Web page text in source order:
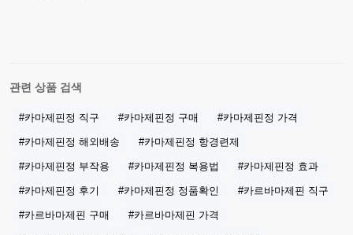
관련 상품 검색
#카마제핀정 직구 #카마제핀정 구매 #카마제핀정 가격
#카마제핀정 해외배송 #카마제핀정 항경련제
#카마제핀정 부작용 #카마제핀정 복용법 #카마제핀정 효과
#카마제핀정 후기 #카마제핀정 정품확인 #카르바마제핀 직구
#카르바마제핀 구매 #카르바마제핀 가격